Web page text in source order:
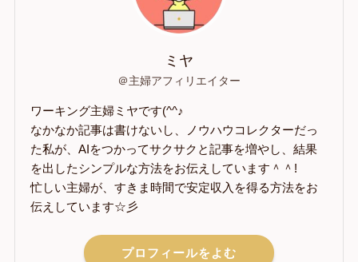
ミヤ
＠主婦アフィリエイター
ワーキング主婦ミヤです(^^♪
なかなか記事は書けないし、ノウハウコレクターだっ
た私が、AIをつかってサクサクと記事を増やし、結果
を出したシンプルな方法をお伝えしています＾＾!
忙しい主婦が、すきま時間で安定収入を得る方法をお
伝えしています☆彡
プロフィールをよむ